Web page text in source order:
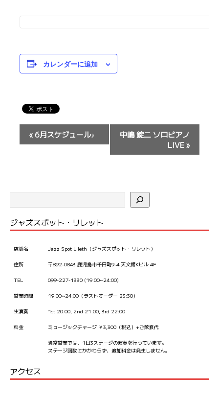
カレンダーに追加
ベ
ビ
ゲ
ー
シ
ョ
« 6月スケジュール♪
中嶋 錠二 ソロピアノ
LIVE»
ジャズスポット・リレット
店舗名 Jazz Spot Lileth（ジャズスポット・リレット）
住所 〒892-0843 鹿児島市千日町9-4 天文館Kビル 4F
TEL 099-227-1330 (19:00~24:00)
営業時間 19:00~24:00（ラストオーダー 23:30）
生演奏 1st 20:00, 2nd 21:00, 3rd 22:00
料金 ミュージックチャージ ￥3,300（税込）+ご飲食代
通常営業では、1日3ステージの演奏を行っています。
ステージ回数にかかわらず、追加料金は発生しません。
アクセス